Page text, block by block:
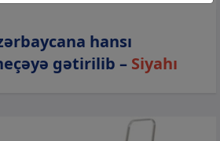
hansı
gətirilib – Siyahı